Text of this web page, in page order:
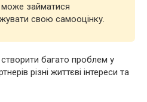
може займатися
свою самооцінку.
створити багато проблем у
різні життєві інтереси та